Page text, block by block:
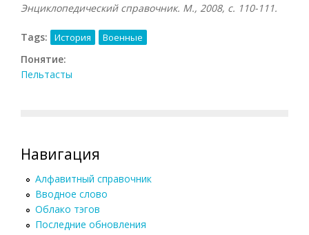
Энциклопедический справочник. М., 2008, с. 110-111.
Tags: История Военные
Понятие:
Пельтасты
Навигация
Алфавитный справочник
Вводное слово
Облако тэгов
Последние обновления